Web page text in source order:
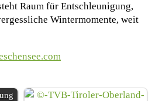
Raum für Entschleunigung,
Wintermomente, weit